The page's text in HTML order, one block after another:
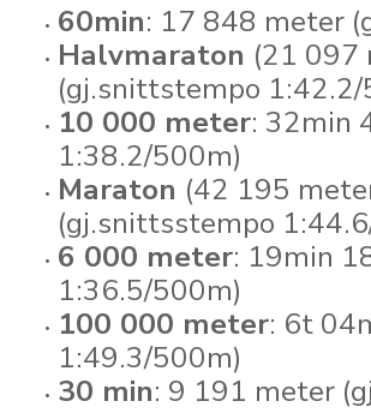
60min: 17 848 meter
Halvmaraton (21 097
(gj.snittstempo
10 000 meter: 32min
1:38.2/500m)
Maraton (42 195
(gj.snittsstempo
6 000 meter: 19min
1:36.5/500m)
100 000 meter: 6t
1:49.3/500m)
30 min: 9 191 meter